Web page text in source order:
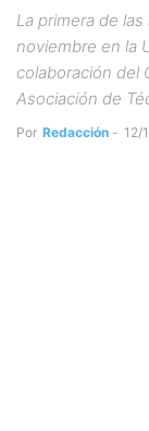
La primera de
noviembre en la
colaboración del
Asociación de
Por Redacción - 12/